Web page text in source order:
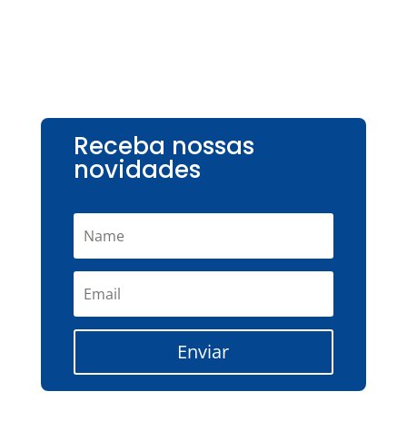
Receba nossas
novidades
Enviar